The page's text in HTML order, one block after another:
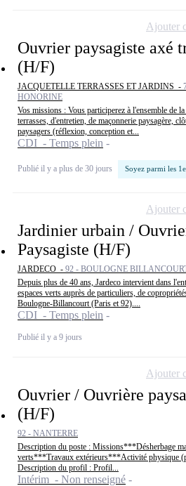
Ouvrier paysagiste axé
(H/F)
JACQUETELLE TERRASSES ET JARDINS -
HONORINE
Vos missions : Vous participerez à l'ensemble de
terrasses, d'entretien, de maçonnerie paysagère,
paysagers (réflexion, conception et...
CDI - Temps plein
Publié il y a plus de 30 jours Soyez parmi les
Ajouter
Jardinier urbain /
Paysagiste (H/F)
JARDECO - 92 - BOULOGNE
Depuis plus de 40 ans, Jardeco intervient dans
espaces verts auprès de particuliers, de
Boulogne-Billancourt (Paris et 92)....
CDI - Temps plein
Publié il y a 9 jours
Ajouter
Ouvrier / Ouvrière
(H/F)
92 - NANTERRE
Description du poste : Missions***Désherbage
verts***Travaux extérieurs***Activité physique
Description du profil : Profil...
Intérim - Non renseigné
Ajouter